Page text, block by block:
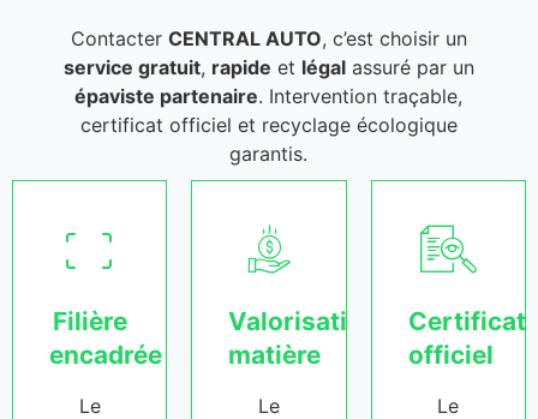
Contacter CENTRAL AUTO, c’est choisir un
service gratuit, rapide et légalassuré par un
épaviste partenaire. Intervention traçable,
certificat officiel et recyclage écologique
garantis.
Filière
encadrée
Le
Valorisation
matière
Le
Certificat
officiel
Le